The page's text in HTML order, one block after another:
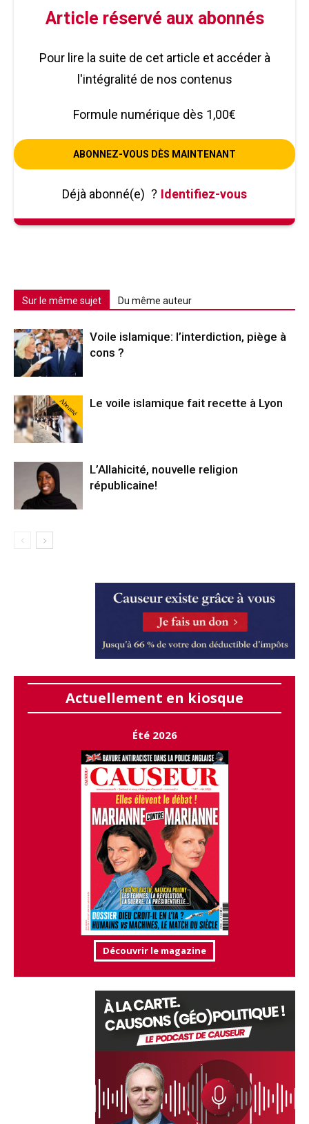
Article réservé aux abonnés
Pour lire la suite de cet article et accéder à
l'intégralité de nos contenus
Formule numérique dès 1,00€
ABONNEZ-VOUS DÈS MAINTENANT
Déjà abonné(e) ? Identifiez-vous
Sur le même sujet Du même auteur
Voile islamique: l’interdiction, piège à
cons ?
Abonné Le voile islamique fait recette à Lyon
L’Allahicité, nouvelle religion
républicaine!
Actuellement en kiosque
Été 2026
Découvrir le magazine